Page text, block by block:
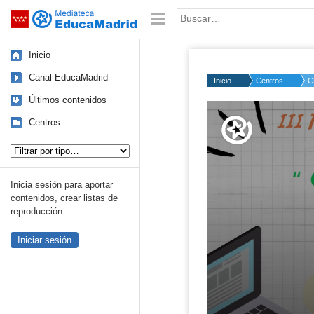
Saltar navegación Palabra o frase:
Inicio
Canal EducaMadrid
Últimos contenidos
Centros
Inicia sesión para aportar
contenidos, crear listas de
reproducción...
Iniciar sesión
Inicio Centros
50%